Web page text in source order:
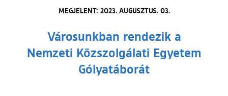
MEGJELENT: 2023. AUGUSZTUS. 03.
Városunkban rendezik a
Nemzeti Közszolgálati Egyetem
Gólyatáborát